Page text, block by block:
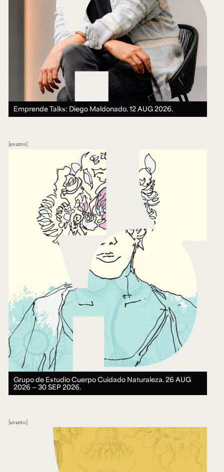
Emprende Talks: Diego Maldonado.12 AUG 2026.
evento
Grupo de Estudio Cuerpo Cuidado Naturaleza.26 AUG
2026 ― 30 SEP 2026.
evento